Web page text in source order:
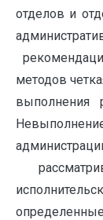
отделов и
методов
выполнения